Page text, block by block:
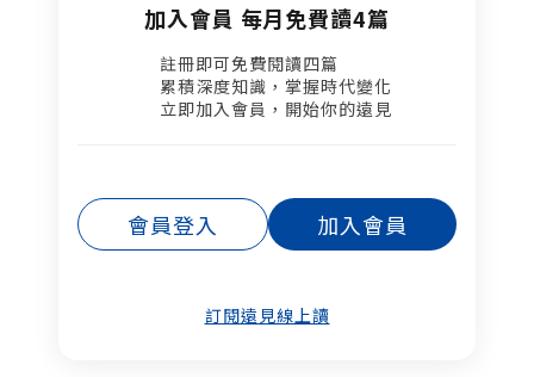
加入會員 每月免費讀4篇
註冊即可免費閱讀四篇​
累積深度知識，掌握時代變化​
立即加入會員，開始你的遠見
會員登入 加入會員
訂閱遠見線上讀